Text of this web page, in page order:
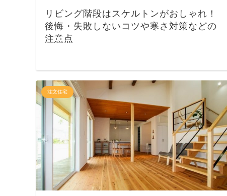
リビング階段はスケルトンがおしゃれ！
後悔・失敗しないコツや寒さ対策などの
注意点
注文住宅